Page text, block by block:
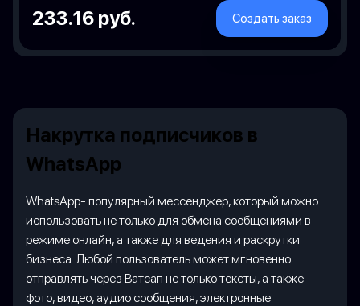
233.16 руб. Создать заказ
Накрутка подписчиков в
WhatsApp
WhatsApp- популярный мессенджер, который можно
использовать не только для обмена сообщениями в
режиме онлайн, а также для ведения и раскрутки
бизнеса. Любой пользователь может мгновенно
отправлять через Ватсап не только тексты, а также
фото, видео, аудио сообщения, электронные